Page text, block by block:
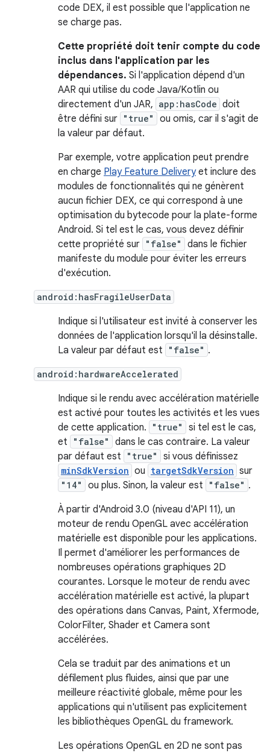
code DEX, il est possible que l'application ne
se charge pas.
Cette propriété doit tenir compte du code
inclus dans l'application par les
dépendances. Si l'application dépend d'un
AAR qui utilise du code Java/Kotlin ou
directement d'un JAR, app:hasCode doit
être défini sur "true"
ou omis, car il s'agit de
la valeur par défaut.
Par exemple, votre application peut prendre
en charge Play Feature Deliveryet inclure des
modules de fonctionnalités qui ne génèrent
aucun fichier DEX, ce qui correspond à une
optimisation du bytecode pour la plate-forme
Android. Si tel est le cas, vous devez définir
cette propriété sur "false"
dans le fichier
manifeste du module pour éviter les erreurs
d'exécution.
android:hasFragileUserData
Indique si l'utilisateur est invité à conserver les
données de l'application lorsqu'il la désinstalle.
La valeur par défaut est
"false" .
android:hardwareAccelerated
Indique si le rendu avec accélération matérielle
est activé pour toutes les activités et les vues
de cette application.
"true"
si tel est le cas,
et
"false"
dans le cas contraire. La valeur
par défaut est
"true" si vous définissez
minSdkVersion ou targetSdkVersion sur
"14" ou plus. Sinon, la valeur est "false" .
À partir d'Android 3.0 (niveau d'API 11), un
moteur de rendu OpenGL avec accélération
matérielle est disponible pour les applications.
Il permet d'améliorer les performances de
nombreuses opérations graphiques 2D
courantes. Lorsque le moteur de rendu avec
accélération matérielle est activé, la plupart
des opérations dans Canvas, Paint, Xfermode,
ColorFilter, Shader et Camera sont
accélérées.
Cela se traduit par des animations et un
défilement plus fluides, ainsi que par une
meilleure réactivité globale, même pour les
applications qui n'utilisent pas explicitement
les bibliothèques OpenGL du framework.
Les opérations OpenGL en 2D ne sont pas